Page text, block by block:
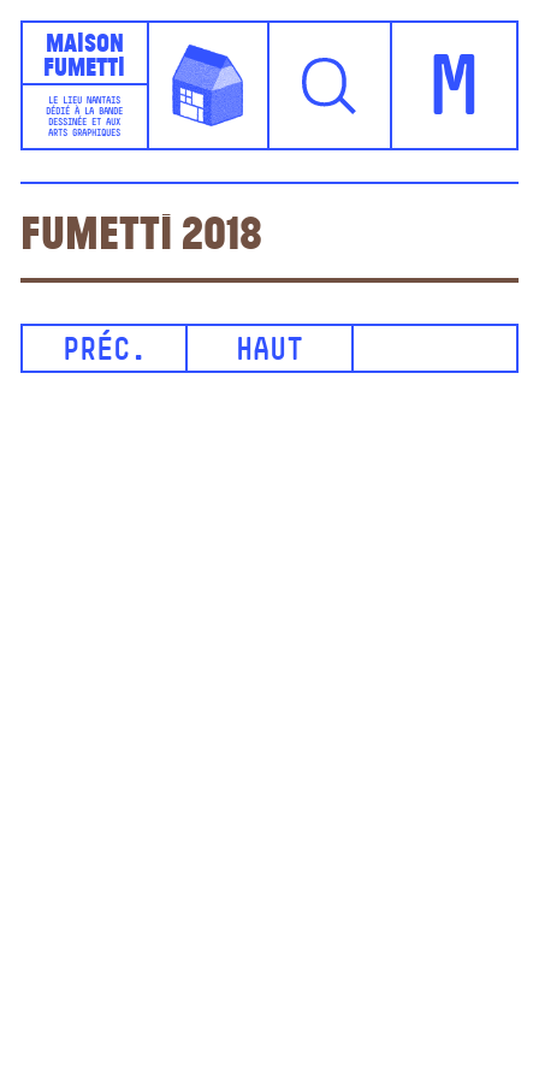
Maison
Fumetti
LE LIEU NANTAIS
DÉDIÉ À LA BANDE
DESSINÉE ET AUX
ARTS GRAPHIQUES
M
Fumetti 2018
PRÉC. HAUT